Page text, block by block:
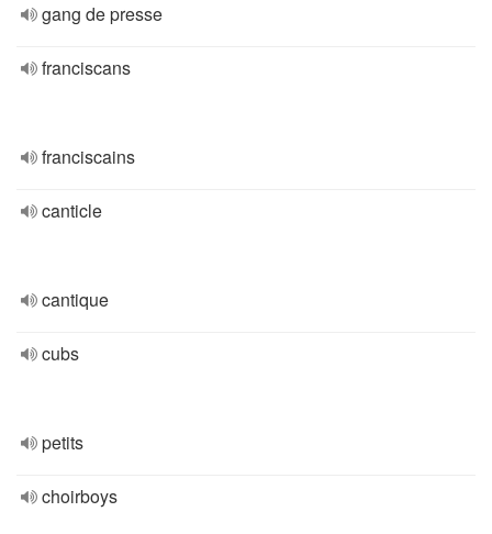
gang de presse
franciscans
franciscains
canticle
cantique
cubs
petits
choirboys